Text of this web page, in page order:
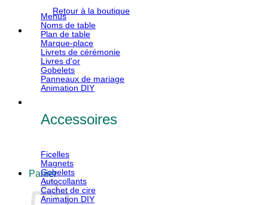
Retour à la boutique
Panier
Menus
Noms de table
Plan de table
Marque-place
Livrets de cérémonie
Livres d'or
Gobelets
Panneaux de mariage
Animation DIY
Accessoires
Ficelles
Magnets
Gobelets
Autocollants
Cachet de cire
Animation DIY